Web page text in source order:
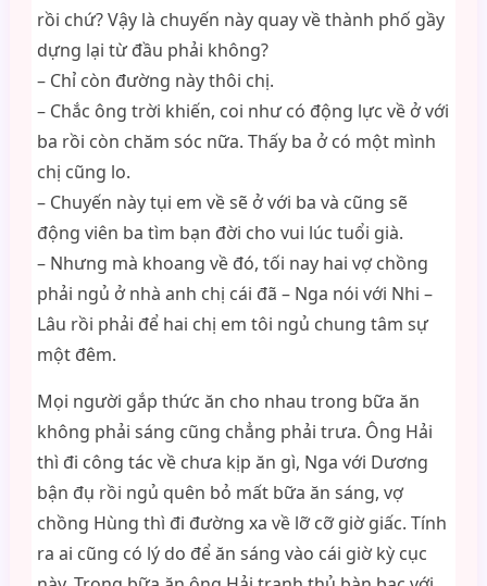
rồi chứ? Vậy là chuyến này quay về thành phố gầy
dựng lại từ đầu phải không?
– Chỉ còn đường này thôi chị.
– Chắc ông trời khiến, coi như có động lực về ở với
ba rồi còn chăm sóc nữa. Thấy ba ở có một mình
chị cũng lo.
– Chuyến này tụi em về sẽ ở với ba và cũng sẽ
động viên ba tìm bạn đời cho vui lúc tuổi già.
– Nhưng mà khoang về đó, tối nay hai vợ chồng
phải ngủ ở nhà anh chị cái đã – Nga nói với Nhi –
Lâu rồi phải để hai chị em tôi ngủ chung tâm sự
một đêm.
Mọi người gắp thức ăn cho nhau trong bữa ăn
không phải sáng cũng chẳng phải trưa. Ông Hải
thì đi công tác về chưa kịp ăn gì, Nga với Dương
bận đụ rồi ngủ quên bỏ mất bữa ăn sáng, vợ
chồng Hùng thì đi đường xa về lỡ cỡ giờ giấc. Tính
ra ai cũng có lý do để ăn sáng vào cái giờ kỳ cục